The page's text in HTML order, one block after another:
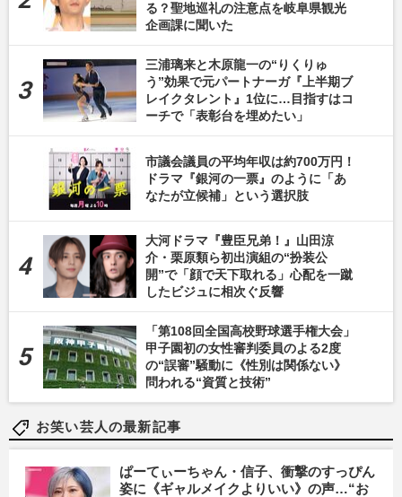
る？聖地巡礼の注意点を岐阜県観光
企画課に聞いた
三浦璃来と木原龍一の“りくりゅ
う”効果で元パートナーガ『上半期ブ
レイクタレント』1位に…目指すはコ
ーチで「表彰台を埋めたい」
市議会議員の平均年収は約700万円！
ドラマ『銀河の一票』のように「あ
なたが立候補」という選択肢
大河ドラマ『豊臣兄弟！』山田涼
介・栗原類ら初出演組の“扮装公
開”で「顔で天下取れる」心配を一蹴
したビジュに相次ぐ反響
「第108回全国高校野球選手権大会」
甲子園初の女性審判委員のよる2度
の“誤審”騒動に《性別は関係ない》
問われる“資質と技術”
お笑い芸人の最新記事
ぱーてぃーちゃん・信子、衝撃のすっぴん
姿に《ギャルメイクよりいい》の声…“お